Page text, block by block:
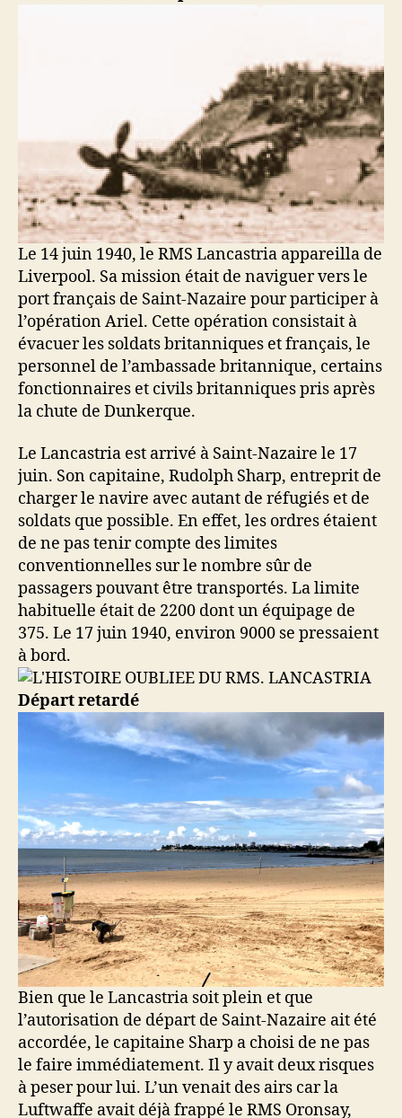
Le 14 juin 1940, le RMS Lancastria appareilla de
Liverpool. Sa mission était de naviguer vers le
port français de Saint-Nazaire pour participer à
l’opération Ariel. Cette opération consistait à
évacuer les soldats britanniques et français, le
personnel de l’ambassade britannique, certains
fonctionnaires et civils britanniques pris après
la chute de Dunkerque.
Le Lancastria est arrivé à Saint-Nazaire le 17
juin. Son capitaine, Rudolph Sharp, entreprit de
charger le navire avec autant de réfugiés et de
soldats que possible. En effet, les ordres étaient
de ne pas tenir compte des limites
conventionnelles sur le nombre sûr de
passagers pouvant être transportés. La limite
habituelle était de 2200 dont un équipage de
375. Le 17 juin 1940, environ 9000 se pressaient
à bord.
Départ retardé
Bien que le Lancastria soit plein et que
l’autorisation de départ de Saint-Nazaire ait été
accordée, le capitaine Sharp a choisi de ne pas
le faire immédiatement. Il y avait deux risques
à peser pour lui. L’un venait des airs car la
Luftwaffe avait déjà frappé le RMS Oronsay,